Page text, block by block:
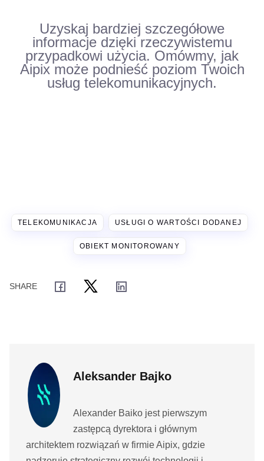
Uzyskaj bardziej szczegółowe
informacje dzięki rzeczywistemu
przypadkowi użycia. Omówmy, jak
Aipix może podnieść poziom Twoich
usług telekomunikacyjnych.
TELEKOMUNIKACJA USŁUGI O WARTOŚCI DODANEJ
OBIEKT MONITOROWANY
Aleksander Bajko
Alexander Baiko jest pierwszym
zastępcą dyrektora i głównym
architektem rozwiązań w firmie Aipix, gdzie